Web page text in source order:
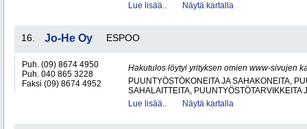
Lue lisää..
Näytä kartalla
16. Jo-He Oy ESPOO
Puh. (09) 8674 4950
Puh. 040 865 3228
Faksi (09) 8674 4952
Hakutulos löytyi yrityksen omien www-sivujen
PUUNTYÖSTÖKONEITA JA SAHAKONEITA,
SAHALAITTEITA, PUUNTYÖSTÖTARVIKKEITA
Lue lisää..
Näytä kartalla